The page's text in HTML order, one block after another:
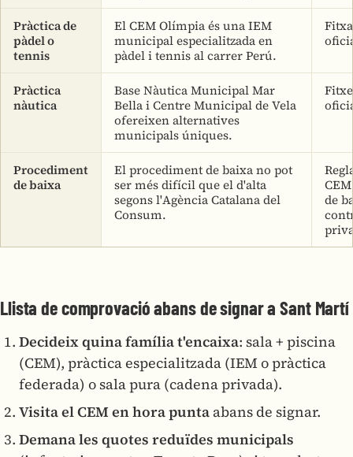
Pràctica de
pàdel o
tennis
El CEM Olímpia és una IEM
municipal especialitzada en
pàdel i tennis al carrer Perú.
Pràctica
nàutica
Base Nàutica Municipal Mar
Bella i Centre Municipal de Vela
ofereixen alternatives
municipals úniques.
Procediment
de baixa
El procediment de baixa no pot
ser més difícil que el d'alta
segons l'Agència Catalana del
Consum.
de
Llista de comprovació abans de signar a Sant Martí
Decideix quina família t'encaixa: sala + piscina
(CEM), pràctica especialitzada (IEM o pràctica
federada) o sala pura (cadena privada).
Visita el CEM en hora punta abans de signar.
Demana les quotes reduïdes municipals